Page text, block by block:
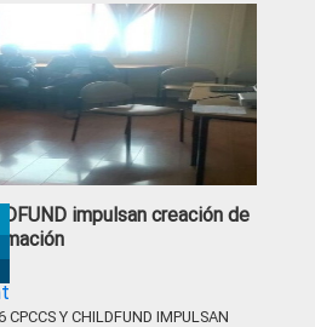
impulsan creación de
Y CHILDFUND IMPULSAN